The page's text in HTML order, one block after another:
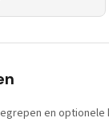
en